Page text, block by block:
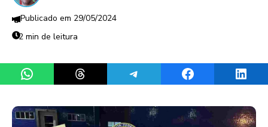
29/05/2024
2 min de leitura
Share on WhatsAppShare on ThreadsShare on TelegramShare on Facebook